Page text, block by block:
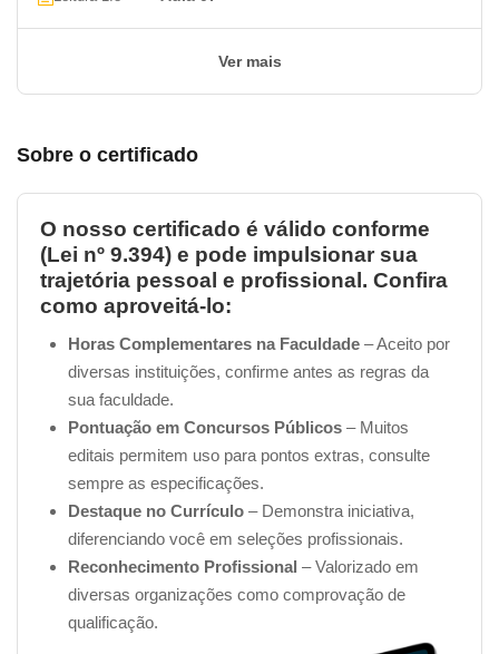
ferramentas da Informática, o curso oferece
conhecimentos indispensáveis para o seu
preparado para enfrentar todos os desafios que
Não perca mais tempo! Venha conferir agora mesmo o
nosso review do curso e saiba tudo o que será
abordado em cada unidade. Aproveite essa
oportunidade para se tornar um expert em Informática e
conquistar o sucesso que você merece!
Veja a primeira aula de informática do
nosso curso:
Ver mais
Sobre o certificado
O nosso certificado é válido conforme
(Lei nº 9.394) e pode impulsionar sua
trajetória pessoal e profissional. Confira
como aproveitá-lo:
Horas Complementares na Faculdade – Aceito por
diversas instituições, confirme antes as regras da
sua faculdade.
Pontuação em Concursos Públicos – Muitos
editais permitem uso para pontos extras, consulte
sempre as especificações.
Destaque no Currículo – Demonstra iniciativa,
diferenciando você em seleções profissionais.
Reconhecimento Profissional – Valorizado em
diversas organizações como comprovação de
qualificação.